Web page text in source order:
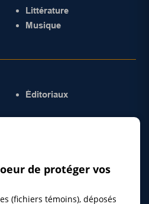
Littérature
Musique
Éditoriaux
de protéger vos
(fichiers témoins), déposés